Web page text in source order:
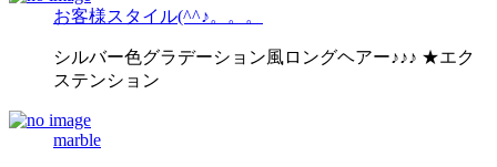
お客様スタイル(^^♪。。。
シルバー色グラデーション風ロングヘアー♪♪♪ ★エク
ステンション
marble